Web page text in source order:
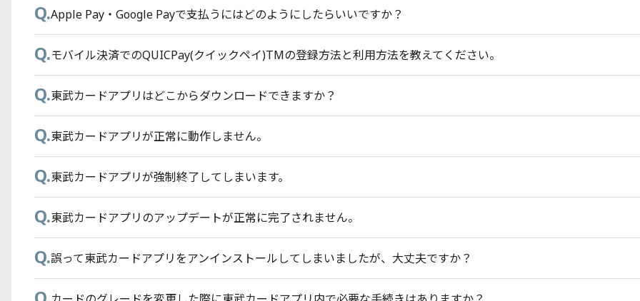
Q.東武カードでETCスルーカードは申し込みできますか？
Q.東武カードで家族カードは申し込みできますか？
Q.東武カードはどこで申し込めますか？
Q.カード発行にかかる時間はどれくらいですか？
Q.東武カードゴールドのメリットは何ですか？
Q.東武カードVIPの招待条件は何ですか？
Q.東京スカイツリー®東武カードPASMOのPASMO残高はどうすればいいですか？
Q.東京スカイツリー®東武カードPASMOに搭載している定期券はどうすればいいのですか？
Q.コンビニ等でPASMO残高の使い切りが出来ない場合はどうすればいいのか？
Q.過去に一体型PASMOを推奨しておきながら、なぜやめてしまうのですか？
Q.東武カードにはPASMOが付いておらず、別のPASMOが必要とのことだが、どうしたらよいか？
Q.東京スカイツリー® 東武カードPASMOの解約手続きは必須ですか？
Q.オートチャージサービスが開始されるまでどのくらいかかりますか？
Q.特急券購入時のポイント還元率はどうなりますか？
Q.各施設のポイント率を知りたい。
Q.Apple Pay・Google Pay を使ってもTOBU POINTは加算されますか？
Q.Apple Pay・Google Payで支払うにはどのようにしたらいいですか？
Q.モバイル決済でのQUICPay(クイックペイ)TMの登録方法と利用方法を教えてください。
Q.東武カードアプリはどこからダウンロードできますか？
Q.東武カードアプリが正常に動作しません。
Q.東武カードアプリが強制終了してしまいます。
Q.東武カードアプリのアップデートが正常に完了されません。
Q.誤って東武カードアプリをアンインストールしてしまいましたが、大丈夫ですか？